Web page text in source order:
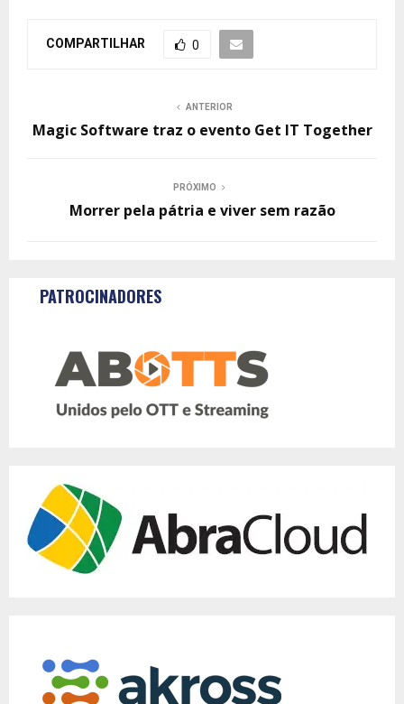
COMPARTILHAR 0
ANTERIOR
Magic Software traz o evento Get IT Together
PRÓXIMO
Morrer pela pátria e viver sem razão
PATROCINADORES